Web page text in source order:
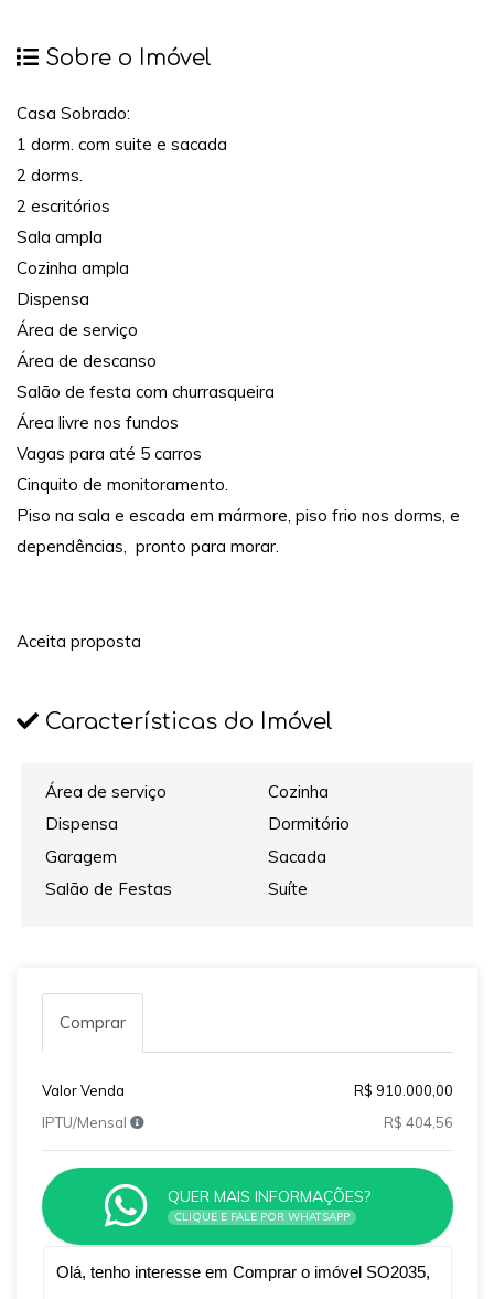
Sobre o Imóvel
Casa Sobrado:
1 dorm. com suite e sacada
2 dorms.
2 escritórios
Sala ampla
Cozinha ampla
Dispensa
Área de serviço
Área de descanso
Salão de festa com churrasqueira
Área livre nos fundos
Vagas para até 5 carros
Cinquito de monitoramento.
Piso na sala e escada em mármore, piso frio nos dorms, e
dependências, pronto para morar.
Aceita proposta
Características do Imóvel
Área de serviço
Cozinha
Dispensa
Dormitório
Garagem
Sacada
Salão de Festas
Suíte
Comprar
Valor Venda
R$ 910.000,00
IPTU/Mensal
R$ 404,56
QUER MAIS INFORMAÇÕES?
CLIQUE E FALE POR WHATSAPP